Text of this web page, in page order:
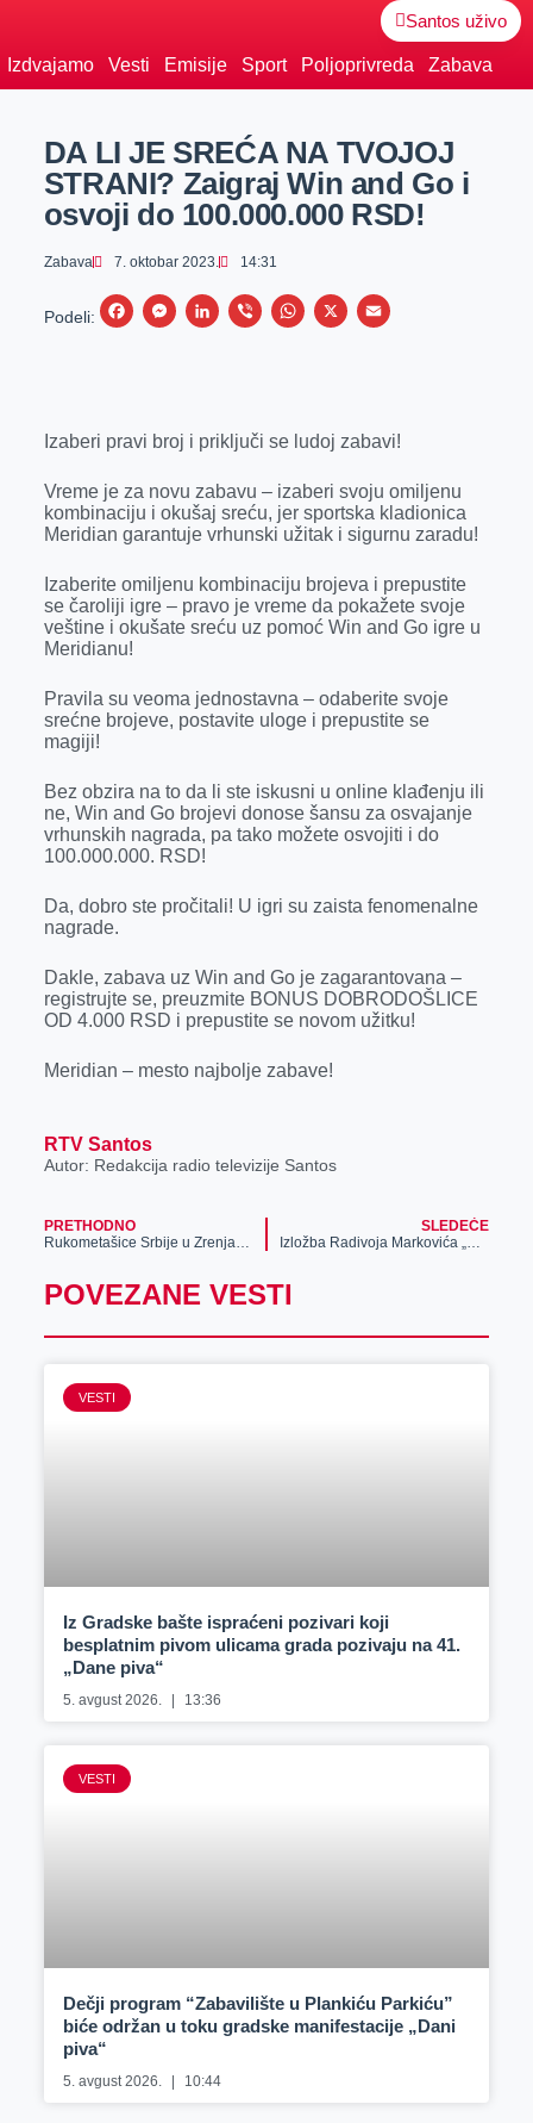
Santos uživo
Izdvajamo Vesti Emisije Sport Poljoprivreda Zabava
DA LI JE SREĆA NA TVOJOJ
STRANI? Zaigraj Win and Go i
osvoji do 100.000.000 RSD!
Zabava 7. oktobar 2023. 14:31
Podeli:
F
b
o
k
M
e
g
e
r
L
e
I
n
V
r
W
s
p
p
X
E
l
Izaberi pravi broj i priključi se ludoj zabavi!
Vreme je za novu zabavu – izaberi svoju omiljenu
kombinaciju i okušaj sreću, jer sportska kladionica
Meridian garantuje vrhunski užitak i sigurnu zaradu!
Izaberite omiljenu kombinaciju brojeva i prepustite
se čaroliji igre – pravo je vreme da pokažete svoje
veštine i okušate sreću uz pomoć Win and Go igre u
Meridianu!
Pravila su veoma jednostavna – odaberite svoje
srećne brojeve, postavite uloge i prepustite se
magiji!
Bez obzira na to da li ste iskusni u online klađenju ili
ne, Win and Go brojevi donose šansu za osvajanje
vrhunskih nagrada, pa tako možete osvojiti i do
100.000.000. RSD!
Da, dobro ste pročitali! U igri su zaista fenomenalne
nagrade.
Dakle, zabava uz Win and Go je zagarantovana –
registrujte se, preuzmite BONUS DOBRODOŠLICE
OD 4.000 RSD i prepustite se novom užitku!
Meridian – mesto najbolje zabave!
RTV Santos
Autor: Redakcija radio televizije Santos
PRETHODNO
Rukometašice Srbije u Zrenjaninu dočekuju Bugarsku, u prvom meču kvalifikacija za Evropsko prvenstvo – utakmica se igra u sredu, od 18 časova
SLEDEĆE
Izložba Radivoja Markovića „Pregled enterijera za kabinet ministra vojnog“
POVEZANE VESTI
VESTI
Iz Gradske bašte ispraćeni pozivari koji
besplatnim pivom ulicama grada pozivaju na 41.
„Dane piva“
5. avgust 2026. 13:36
VESTI
Dečji program “Zabavilište u Plankiću Parkiću”
biće održan u toku gradske manifestacije „Dani
piva“
5. avgust 2026. 10:44